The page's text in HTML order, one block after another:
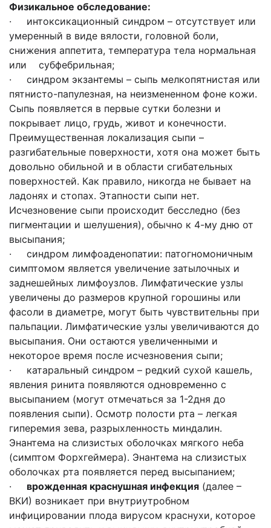
Физикальное обследование:
· интоксикационный синдром – отсутствует или
умеренный в виде вялости, головной боли,
снижения аппетита, температура тела нормальная
или субфебрильная;
· синдром экзантемы – сыпь мелкопятнистая или
пятнисто-папулезная, на неизмененном фоне кожи.
Сыпь появляется в первые сутки болезни и
покрывает лицо, грудь, живот и конечности.
Преимущественная локализация сыпи –
разгибательные поверхности, хотя она может быть
довольно обильной и в области сгибательных
поверхностей. Как правило, никогда не бывает на
ладонях и стопах. Этапности сыпи нет.
Исчезновение сыпи происходит бесследно (без
пигментации и шелушения), обычно к 4-му дню от
высыпания;
· синдром лимфоаденопатии: патогномоничным
симптомом является увеличение затылочных и
заднешейных лимфоузлов. Лимфатические узлы
увеличены до размеров крупной горошины или
фасоли в диаметре, могут быть чувствительны при
пальпации. Лимфатические узлы увеличиваются до
высыпания. Они остаются увеличенными и
некоторое время после исчезновения сыпи;
· катаральный синдром – редкий сухой кашель,
явления ринита появляются одновременно с
высыпанием (могут отмечаться за 1-2дня до
появления сыпи). Осмотр полости рта – легкая
гиперемия зева, разрыхленность миндалин.
Энантема на слизистых оболочках мягкого неба
(симптом Форхгеймера). Энантема на слизистых
оболочках рта появляется перед высыпанием;
· врожденная краснушная инфекция (далее –
ВКИ) возникает при внутриутробном
инфицировании плода вирусом краснухи, которое